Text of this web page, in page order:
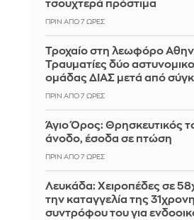
τσουχτερά πρόστιμα
ΠΡΙΝ ΑΠΌ 7 ΏΡΕΣ
Τροχαίο στη λεωφόρο
Τραυματίες δύο
ομάδας ΔΙΑΣ μετά από
ΠΡΙΝ ΑΠΌ 7 ΏΡΕΣ
Άγιο Όρος: Θρησκευτικός
άνοδο, έσοδα σε πτώση
ΠΡΙΝ ΑΠΌ 7 ΏΡΕΣ
Λευκάδα: Χειροπέδες σε
την καταγγελία της
συντρόφου του για